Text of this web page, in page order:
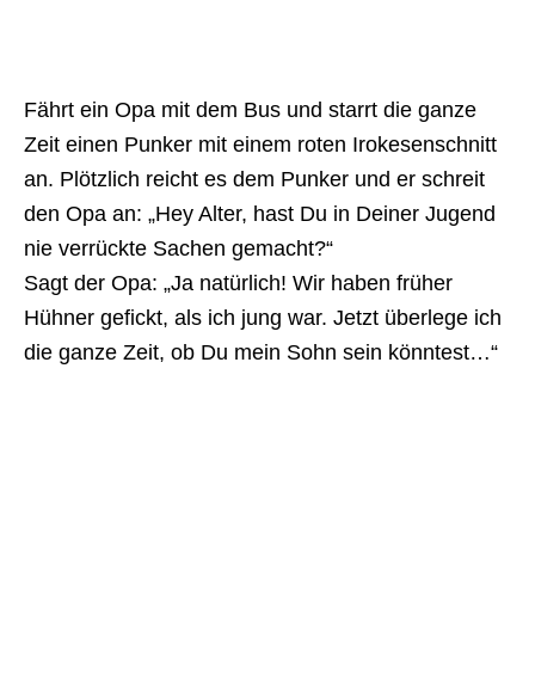
Fährt ein Opa mit dem Bus und starrt die ganze
Zeit einen Punker mit einem roten Irokesenschnitt
an. Plötzlich reicht es dem Punker und er schreit
den Opa an: „Hey Alter, hast Du in Deiner Jugend
nie verrückte Sachen gemacht?“
Sagt der Opa: „Ja natürlich! Wir haben früher
Hühner gefickt, als ich jung war. Jetzt überlege ich
die ganze Zeit, ob Du mein Sohn sein könntest…“